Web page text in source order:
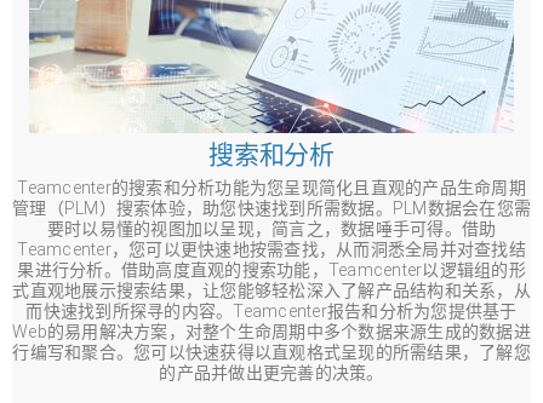
搜索和分析
Teamcenter的搜索和分析功能为您呈现简化且直观的产品生命周期
管理（PLM）搜索体验，助您快速找到所需数据。PLM数据会在您需
要时以易懂的视图加以呈现，简言之，数据唾手可得。借助
Teamcenter，您可以更快速地按需查找，从而洞悉全局并对查找结
果进行分析。借助高度直观的搜索功能，Teamcenter以逻辑组的形
式直观地展示搜索结果，让您能够轻松深入了解产品结构和关系，从
而快速找到所探寻的内容。Teamcenter报告和分析为您提供基于
Web的易用解决方案，对整个生命周期中多个数据来源生成的数据进
行编写和聚合。您可以快速获得以直观格式呈现的所需结果，了解您
的产品并做出更完善的决策。